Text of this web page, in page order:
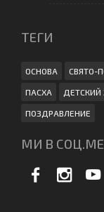
ТЕГИ
ОСНОВА СВЯТО-
ПАСХА ДЕТСКИЙ
ПОЗДРАВЛЕНИЕ
МИ В